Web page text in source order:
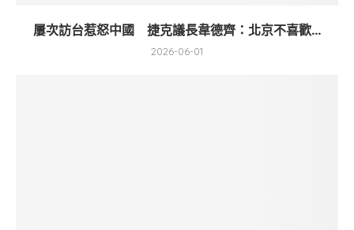
屢次訪台惹怒中國 捷克議長韋德齊：北京不喜歡...
2026-06-01